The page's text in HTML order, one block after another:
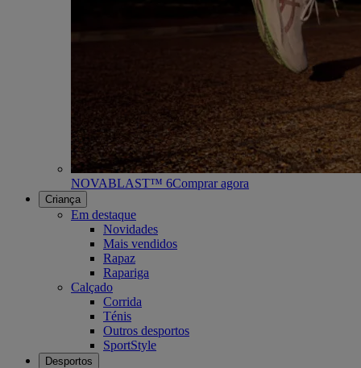
NOVABLAST™ 6Comprar agora
Criança
Em destaque
Novidades
Mais vendidos
Rapaz
Rapariga
Calçado
Corrida
Ténis
Outros desportos
SportStyle
Desportos